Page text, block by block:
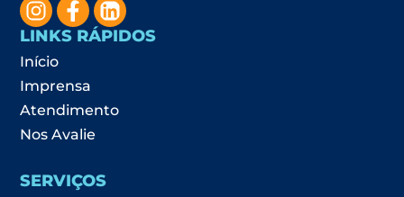
LINKS RÁPIDOS
Início
Imprensa
Atendimento
Nos Avalie
SERVIÇOS